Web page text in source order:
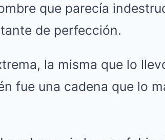
que parecía
de perfección.
la misma que lo
fue una cadena que lo